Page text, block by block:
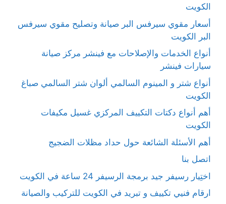
الكويت
أسعار مقوي سيرفس البر صيانة وتصليح مقوي سيرفس
البر الكويت
أنواع الخدمات والإصلاحات مع فينشر مركز صيانة
سيارات فينشر
أنواع شتر و المينوم السالمي ألوان شتر السالمي صباغ
الكويت
أهم أنواع دكتات التكييف المركزي غسيل مكيفات
الكويت
أهم الأسئلة الشائعة حول حداد مظلات الضجيج
اتصل بنا
اختِيار رسيفر جيد برمجة الرسيفر 24 ساعة في الكويت
ارقام فنيي تكييف و تبريد في الكويت للتركيب والصيانة